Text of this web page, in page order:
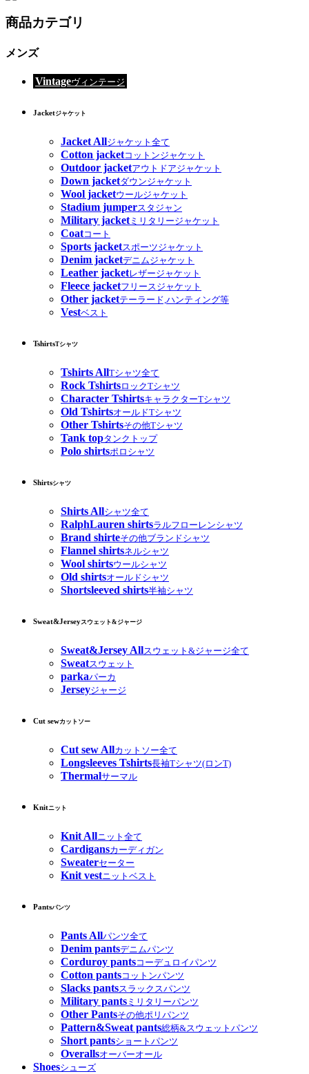
商品カテゴリ
メンズ
Vintageヴィンテージ
Jacketジャケット
Jacket Allジャケット全て
Cotton jacketコットンジャケット
Outdoor jacketアウトドアジャケット
Down jacketダウンジャケット
Wool jacketウールジャケット
Stadium jumperスタジャン
Military jacketミリタリージャケット
Coatコート
Sports jacketスポーツジャケット
Denim jacketデニムジャケット
Leather jacketレザージャケット
Fleece jacketフリースジャケット
Other jacketテーラード,ハンティング等
Vestベスト
TshirtsTシャツ
Tshirts AllTシャツ全て
Rock TshirtsロックTシャツ
Character TshirtsキャラクターTシャツ
Old TshirtsオールドTシャツ
Other Tshirtsその他Tシャツ
Tank topタンクトップ
Polo shirtsポロシャツ
Shirtsシャツ
Shirts Allシャツ全て
RalphLauren shirtsラルフローレンシャツ
Brand shirteその他ブランドシャツ
Flannel shirtsネルシャツ
Wool shirtsウールシャツ
Old shirtsオールドシャツ
Shortsleeved shirts半袖シャツ
Sweat&Jerseyスウェット&ジャージ
Sweat&Jersey Allスウェット&ジャージ全て
Sweatスウェット
parkaパーカ
Jerseyジャージ
Cut sewカットソー
Cut sew Allカットソー全て
Longsleeves Tshirts長袖Tシャツ(ロンT)
Thermalサーマル
Knitニット
Knit Allニット全て
Cardigansカーディガン
Sweaterセーター
Knit vestニットベスト
Pantsパンツ
Pants Allパンツ全て
Denim pantsデニムパンツ
Corduroy pantsコーデュロイパンツ
Cotton pantsコットンパンツ
Slacks pantsスラックスパンツ
Military pants ミリタリーパンツ
Other Pantsその他ポリパンツ
Pattern&Sweat pants総柄&スウェットパンツ
Short pantsショートパンツ
Overallsオーバーオール
Shoesシューズ